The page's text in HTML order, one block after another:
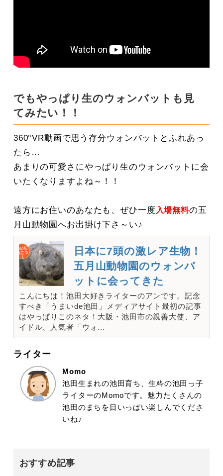
でもやっぱり生のウォンバットも見
てみたい！！
360°VR動画で思う存分ウォンバットとふれあっ
たら…
あまりの可愛さにやっぱり生のウォンバットに会
いたくなりますよね～！！
遠方にお住いのあなたも、ぜひ一度 入場無料の五
月山動物園へお出掛け下さ～い♪
日本に7頭の激レア生物！
五月山動物園のウォンバ
ットに会ってきた
こんにちは！池田大好きライターのアンです。記念
すべき「うまいde池田」メディアサイト最初の記事
はやっぱりこのネタ！大阪・池田市の親善大使、ア
イドル、人気者「ウォ...
ライター
Momo
池田生まれの池田育ち、生粋の池田っ子
ライターのMomoです。魅力たくさんの
池田のまちを目いっぱい楽しんでくださ
いね♪
おすすめ記事